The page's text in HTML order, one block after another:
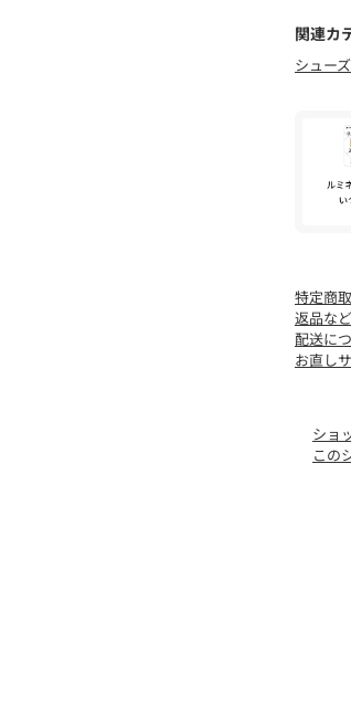
※包
て
関連カ
シューズ
特定商
返品な
配送に
お直し
ショ
この